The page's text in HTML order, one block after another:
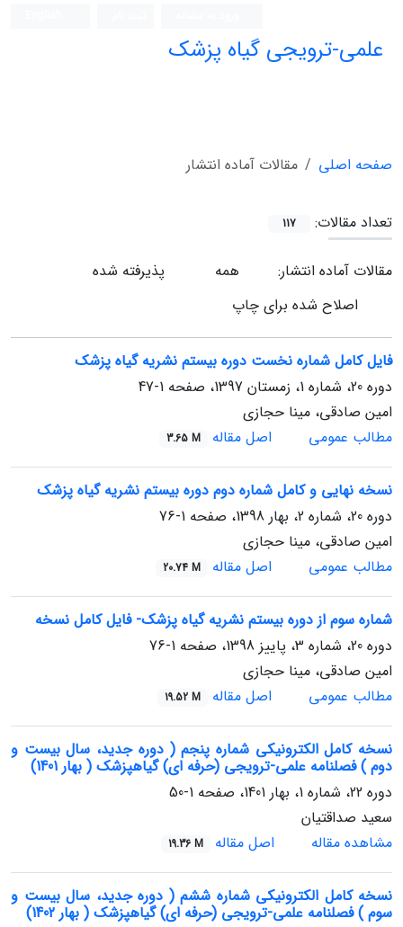
علمی-ترویجی گیاه پزشک
صفحه اصلی مقالات آماده انتشار
تعداد مقالات: 117
مقالات آماده انتشار: همه
پذیرفته شده
اصلاح شده برای چاپ
فایل کامل شماره نخست دوره بیستم نشریه گیاه پزشک
دوره 20، شماره 1، زمستان 1397، صفحه
1-47
امین صادقی، مینا حجازی
مطالب عمومی
اصل مقاله 3.65 M
نسخه نهایی و کامل شماره دوم دوره بیستم نشریه گیاه پزشک
دوره 20، شماره 2، بهار 1398، صفحه
1-76
امین صادقی، مینا حجازی
مطالب عمومی
اصل مقاله 20.74 M
شماره سوم از دوره بیستم نشریه گیاه پزشک- فایل کامل نسخه
دوره 20، شماره 3، پاییز 1398، صفحه
1-76
امین صادقی، مینا حجازی
مطالب عمومی
اصل مقاله 19.52 M
نسخه کامل الکترونیکی شماره پنجم ( دوره جدید، سال بیست و
دوم ) فصلنامه علمی-ترویجی (حرفه ای) گیاهپزشک ( بهار 1401)
دوره 22، شماره 1، بهار 1401، صفحه
1-50
سعید صداقتیان
مشاهده مقاله
اصل مقاله 19.36 M
نسخه کامل الکترونیکی شماره ششم ( دوره جدید، سال بیست و
سوم ) فصلنامه علمی-ترویجی (حرفه ای) گیاهپزشک ( بهار 1402)